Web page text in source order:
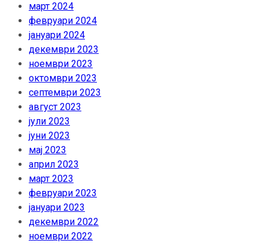
март 2024
февруари 2024
јануари 2024
декември 2023
ноември 2023
октомври 2023
септември 2023
август 2023
јули 2023
јуни 2023
мај 2023
април 2023
март 2023
февруари 2023
јануари 2023
декември 2022
ноември 2022